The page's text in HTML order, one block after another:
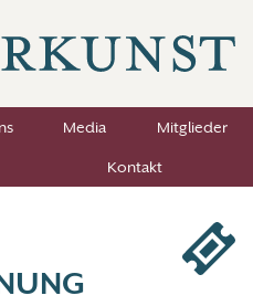
Media
Mitglieder
Kontakt